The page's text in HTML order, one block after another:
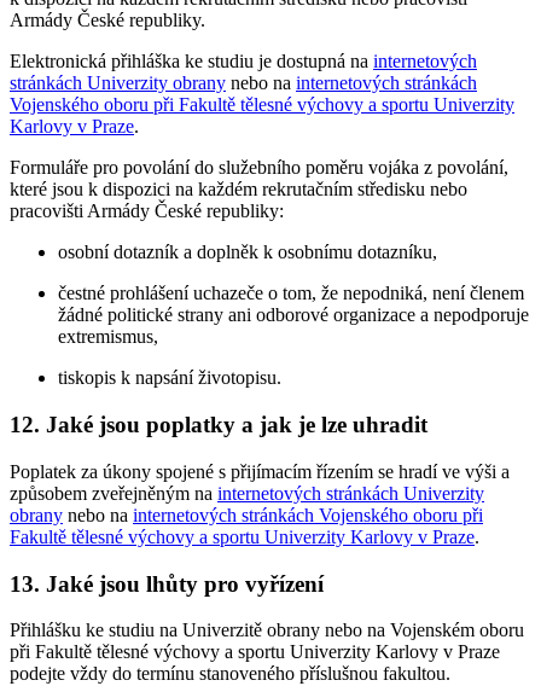
Armády České republiky.
Elektronická přihláška ke studiu je dostupná na internetových
stránkách Univerzity obrany nebo na internetových stránkách
Vojenského oboru při Fakultě tělesné výchovy a sportu Univerzity
Karlovy v Praze.
Formuláře pro povolání do služebního poměru vojáka z povolání,
které jsou k dispozici na každém rekrutačním středisku nebo
pracovišti Armády České republiky:
osobní dotazník a doplněk k osobnímu dotazníku,
čestné prohlášení uchazeče o tom, že nepodniká, není členem
žádné politické strany ani odborové organizace a nepodporuje
extremismus,
tiskopis k napsání životopisu.
12. Jaké jsou poplatky a jak je lze uhradit
Poplatek za úkony spojené s přijímacím řízením se hradí ve výši a
způsobem zveřejněným na internetových stránkách Univerzity
obrany nebo na internetových stránkách Vojenského oboru při
Fakultě tělesné výchovy a sportu Univerzity Karlovy v Praze.
13. Jaké jsou lhůty pro vyřízení
Přihlášku ke studiu na Univerzitě obrany nebo na Vojenském oboru
při Fakultě tělesné výchovy a sportu Univerzity Karlovy v Praze
podejte vždy do termínu stanoveného příslušnou fakultou.